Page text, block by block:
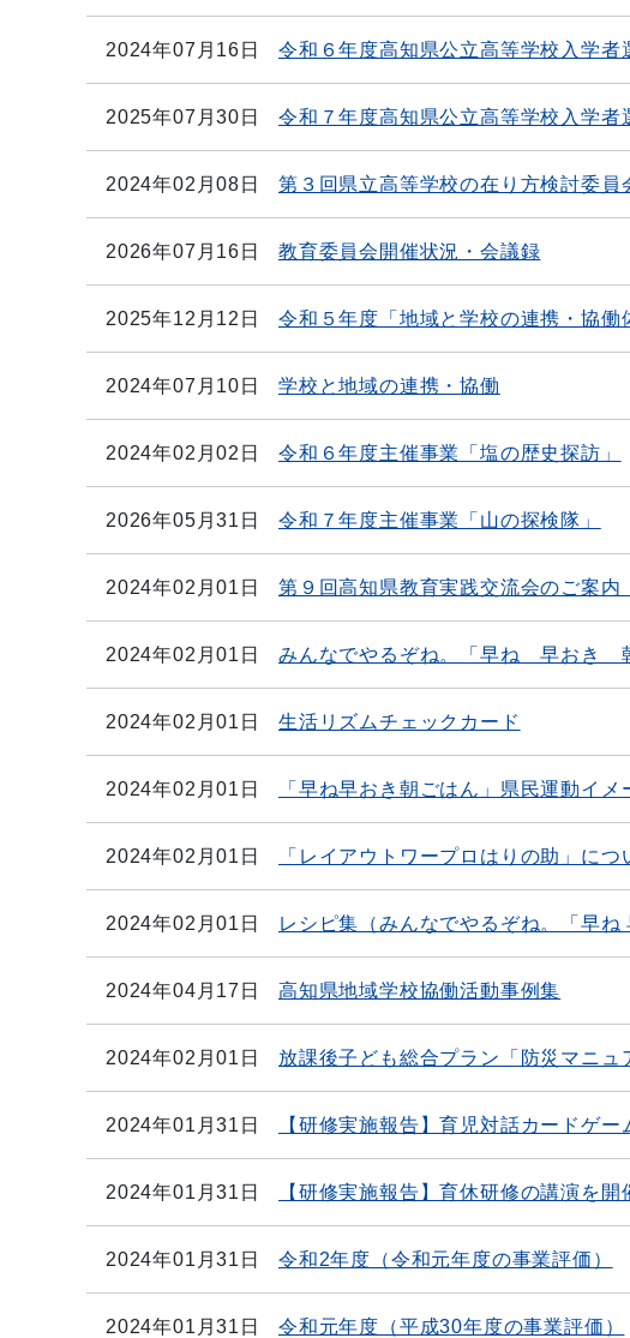
2024年07月16日 令和６年度高知県公立高等学校入学者
2025年07月30日 令和７年度高知県公立高等学校入学者
2024年02月08日 第３回県立高等学校の在り方検討委員
2026年07月16日 教育委員会開催状況・会議録
2025年12月12日 令和５年度「地域と学校の連携・協
2024年07月10日 学校と地域の連携・協働
2024年02月02日 令和６年度主催事業「塩の歴史探訪」
2026年05月31日 令和７年度主催事業「山の探検隊」
2024年02月01日 第９回高知県教育実践交流会のご案内
2024年02月01日 みんなでやるぞね。「早ね 早おき
2024年02月01日 生活リズムチェックカード
2024年02月01日 「早ね早おき朝ごはん」県民運動イ
2024年02月01日 「レイアウトワープロはりの助」につ
2024年02月01日 レシピ集（みんなでやるぞね。「早ね
2024年04月17日 高知県地域学校協働活動事例集
2024年02月01日 放課後子ども総合プラン「防災マニュ
2024年01月31日 【研修実施報告】育児対話カードゲ
2024年01月31日 【研修実施報告】育休研修の講演を
2024年01月31日 令和2年度（令和元年度の事業評価）
2024年01月31日 令和元年度（平成30年度の事業評価）